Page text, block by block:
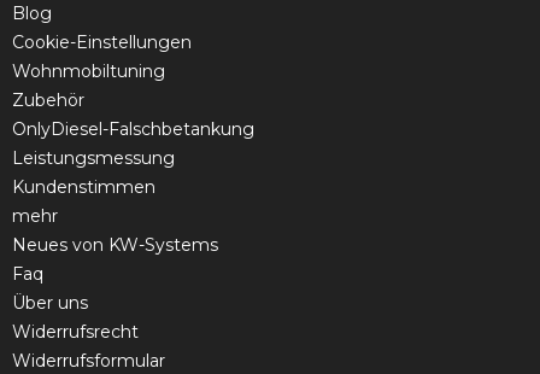
Blog
Cookie-Einstellungen
Wohnmobiltuning
Zubehör
OnlyDiesel-Falschbetankung
Leistungsmessung
Kundenstimmen
mehr
Neues von KW-Systems
Faq
Über uns
Widerrufsrecht
Widerrufsformular